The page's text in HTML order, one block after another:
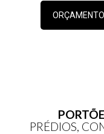
PRÉDIOS,